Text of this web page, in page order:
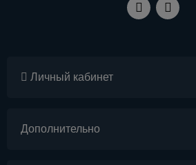
Личный кабинет
Дополнительно